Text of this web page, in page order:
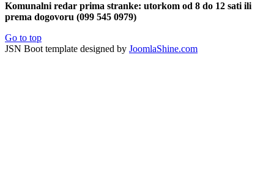
Komunalni redar prima stranke: utorkom od 8 do 12 sati ili
prema dogovoru (099 545 0979)
Go to top
JSN Boot template designed by JoomlaShine.com